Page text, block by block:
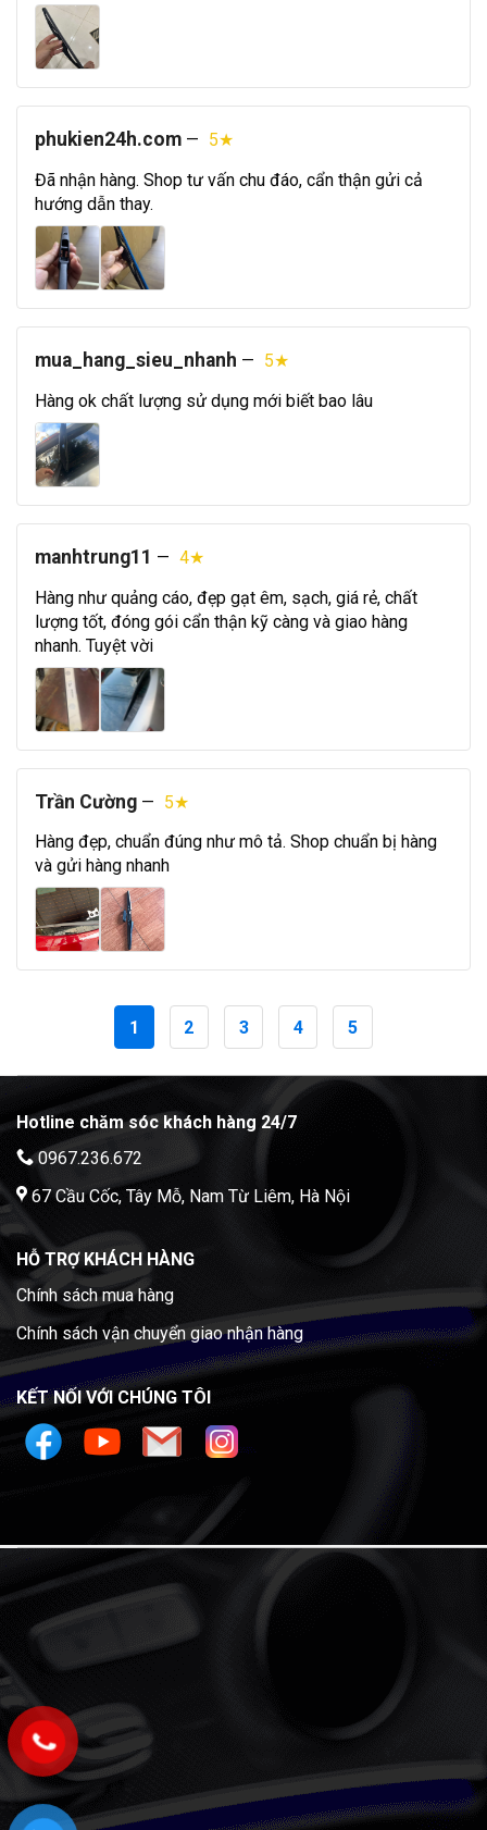
phukien24h.com — 5★
Đã nhận hàng. Shop tư vấn chu đáo, cẩn thận gửi cả
hướng dẫn thay.
mua_hang_sieu_nhanh — 5★
Hàng ok chất lượng sử dụng mới biết bao lâu
manhtrung11 — 4★
Hàng như quảng cáo, đẹp gạt êm, sạch, giá rẻ, chất
lượng tốt, đóng gói cẩn thận kỹ càng và giao hàng
nhanh. Tuyệt vời
Trần Cường — 5★
Hàng đẹp, chuẩn đúng như mô tả. Shop chuẩn bị hàng
và gửi hàng nhanh
1 2 3 4 5
Hotline chăm sóc khách hàng 24/7
0967.236.672
67 Cầu Cốc, Tây Mỗ, Nam Từ Liêm, Hà Nội
HỖ TRỢ KHÁCH HÀNG
Chính sách mua hàng
Chính sách vận chuyển giao nhận hàng
KẾT NỐI VỚI CHÚNG TÔI